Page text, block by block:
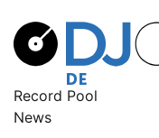
Record Pool
News